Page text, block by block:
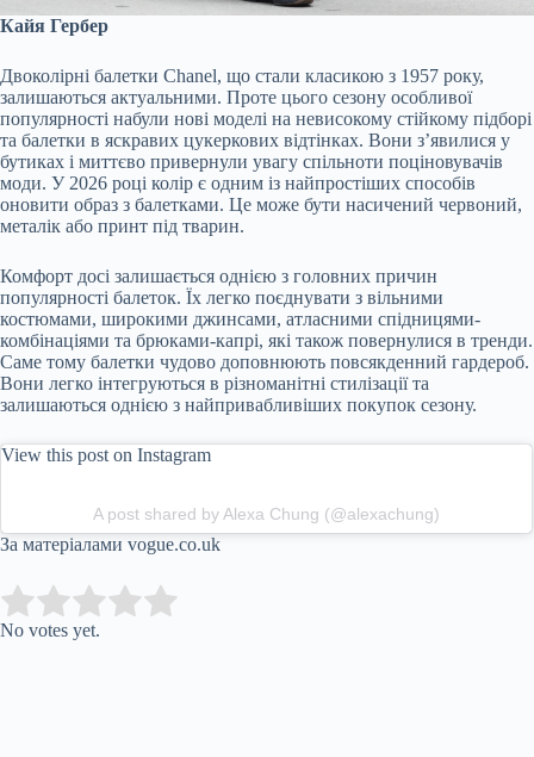
Кайя Гербер
Двоколірні балетки Chanel, що стали класикою з 1957 року,
залишаються актуальними. Проте цього сезону особливої
популярності набули нові моделі на невисокому стійкому підборі
та балетки в яскравих цукеркових відтінках. Вони з’явилися у
бутиках і миттєво привернули увагу спільноти поціновувачів
моди. У 2026 році колір є одним із найпростіших способів
оновити образ з балетками. Це може бути насичений червоний,
металік або принт під тварин.
Комфорт досі залишається однією з головних причин
популярності балеток. Їх легко поєднувати з вільними
костюмами, широкими джинсами, атласними спідницями-
комбінаціями та брюками-капрі, які також повернулися в тренди.
Саме тому балетки чудово доповнюють повсякденний гардероб.
Вони легко інтегруються в різноманітні стилізації та
залишаються однією з найпривабливіших покупок сезону.
View this post on Instagram
A post shared by Alexa Chung (@alexachung)
За матеріалами vogue.co.uk
Rate this item:
No votes yet.